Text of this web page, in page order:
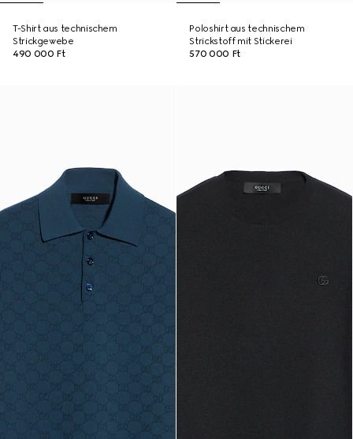
T-Shirt aus technischem
Strickgewebe
490 000 Ft
Poloshirt aus technischem
Strickstoff mit Stickerei
570 000 Ft